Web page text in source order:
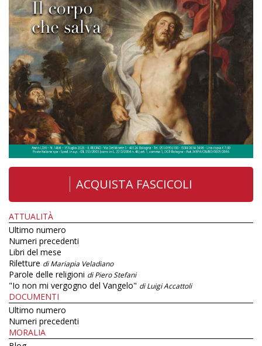
ACQUISTA FASCICOLI
ATTUALITÀ
Ultimo numero
Numeri precedenti
Libri del mese
Riletture di Mariapia Veladiano
Parole delle religioni di Piero Stefani
"Io non mi vergogno del Vangelo" di Luigi Accattoli
DOCUMENTI
Ultimo numero
Numeri precedenti
MORALIA